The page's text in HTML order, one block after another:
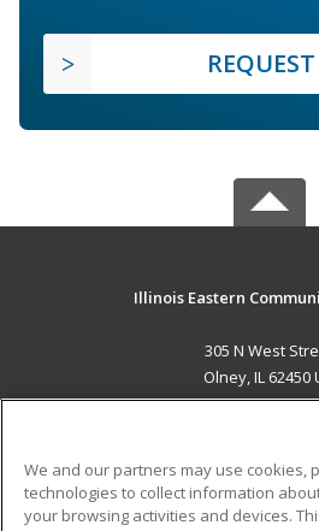
Illinois Eastern
305 N West
Olney, IL 62450
ADDITIONAL
We and our partners may use cookies,
technologies to collect information
your browsing activities and devices.